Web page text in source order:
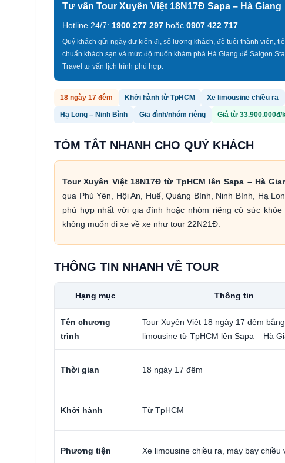
Tư vấn Tour Xuyên Việt 18N17Đ Sapa – Hà Giang
Hotline 24/7: 1900 277 297 hoặc 0907 422 717
Quý khách gửi ngày dự kiến đi, số lượng khách, độ tuổi thành viên,
chuẩn khách sạn và mức độ muốn khám phá Hà Giang để Saigon
Travel tư vấn lịch trình phù hợp.
18 ngày 17 đêm Khởi hành từ TpHCM Xe limousine chiều ra
Hạ Long – Ninh Bình Gia đình/nhóm riêng Giá từ 33.900.000đ/
TÓM TẮT NHANH CHO QUÝ KHÁCH
Tour Xuyên Việt 18N17Đ từ TpHCM lên Sapa – Hà
qua Phú Yên, Hội An, Huế, Quảng Bình, Ninh Bình, Hạ
phù hợp nhất với gia đình hoặc nhóm riêng có sức
không muốn đi xe về xe như tour 22N21Đ.
THÔNG TIN NHANH VỀ TOUR
Hạng mục Thông tin
Tên chương
trình
Tour Xuyên Việt 18 ngày 17 đêm
limousine từ TpHCM lên Sapa – Hà
Thời gian 18 ngày 17 đêm
Khởi hành Từ TpHCM
Phương tiện Xe limousine chiều ra, máy bay chiều